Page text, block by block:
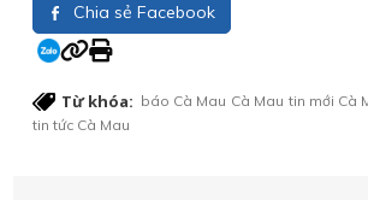
Chia sẻ Facebook
Từ khóa: báo Cà Mau Cà Mau tin mới Cà
tin tức Cà Mau